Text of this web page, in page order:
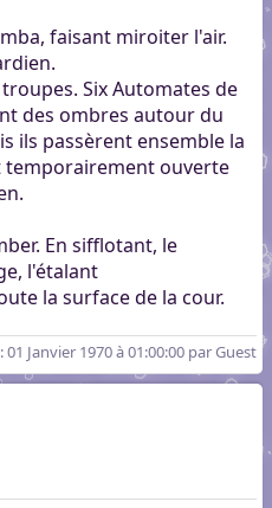
faisant miroiter l'air.
Six Automates de
des ombres autour du
ils passèrent ensemble la
temporairement ouverte
En sifflotant, le
l'étalant
la surface de la cour.
: 01 Janvier 1970 à 01:00:00 par Guest